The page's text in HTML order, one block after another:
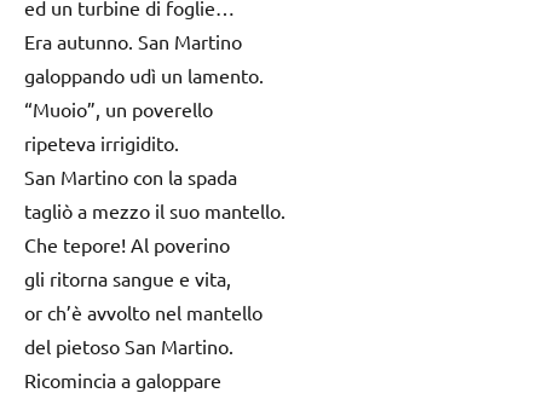
ed un turbine di foglie…
Era autunno. San Martino
galoppando udì un lamento.
“Muoio”, un poverello
ripeteva irrigidito.
San Martino con la spada
tagliò a mezzo il suo mantello.
Che tepore! Al poverino
gli ritorna sangue e vita,
or ch’è avvolto nel mantello
del pietoso San Martino.
Ricomincia a galoppare